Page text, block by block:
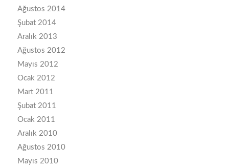
Ağustos 2014
Şubat 2014
Aralık 2013
Ağustos 2012
Mayıs 2012
Ocak 2012
Mart 2011
Şubat 2011
Ocak 2011
Aralık 2010
Ağustos 2010
Mayıs 2010